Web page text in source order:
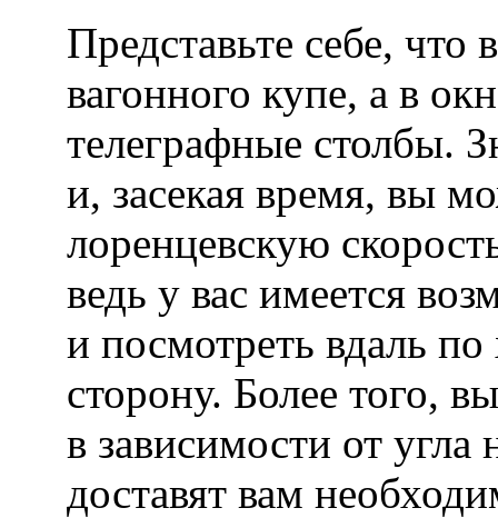
Представьте себе, что
вагонного купе, а в
телеграфные столбы.
и, засекая время, вы
лоренцевскую
ведь у вас имеется
и посмотреть вдаль
сторону. Более того,
в зависимости от
доставят вам